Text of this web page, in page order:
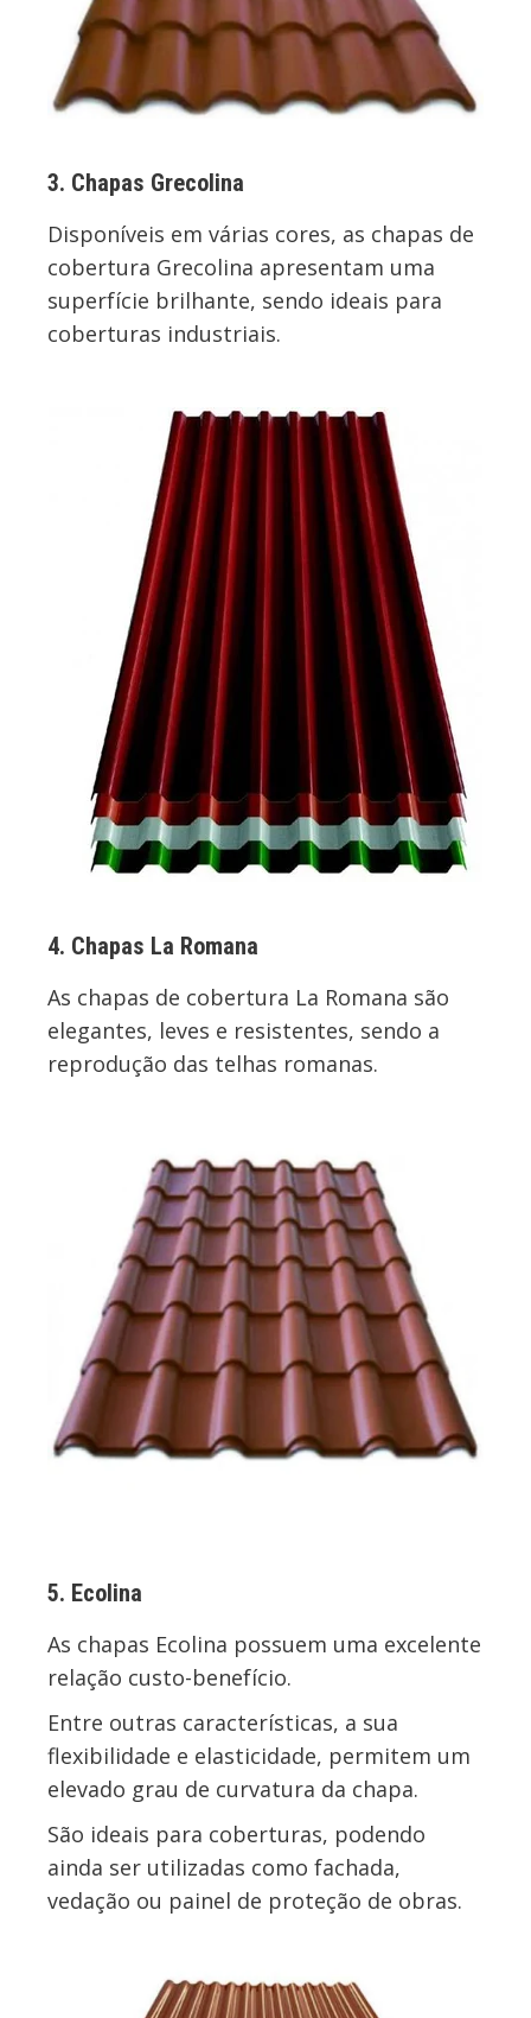
3. Chapas Grecolina
Disponíveis em várias cores, as chapas de
cobertura Grecolina apresentam uma
superfície brilhante, sendo ideais para
coberturas industriais.
4. Chapas La Romana
As chapas de cobertura La Romana são
elegantes, leves e resistentes, sendo a
reprodução das telhas romanas.
5. Ecolina
As chapas Ecolina possuem uma excelente
relação custo-benefício.
Entre outras características, a sua
flexibilidade e elasticidade, permitem um
elevado grau de curvatura da chapa.
São ideais para coberturas, podendo
ainda ser utilizadas como fachada,
vedação ou painel de proteção de obras.